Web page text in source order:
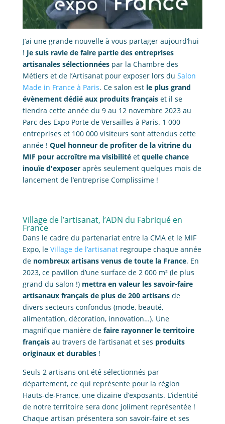
J’ai une grande nouvelle à vous partager aujourd’hui
! Je suis ravie de faire partie des entreprises
artisanales sélectionnéespar la Chambre des
Métiers et de l’Artisanat pour exposer lors du Salon
Made in France à Paris. Ce salon est le plus grand
évènement dédié aux produits françaiset il se
tiendra cette année du 9 au 12 novembre 2023 au
Parc des Expo Porte de Versailles à Paris. 1 000
entreprises et 100 000 visiteurs sont attendus cette
année ! Quel honneur de profiter de la vitrine du
MIF pour accroître ma visibilitéet quelle chance
inouïe d'exposeraprès seulement quelques mois de
lancement de l’entreprise Complissime !
Village de l’artisanat, l’ADN du Fabriqué en
France
Dans le cadre du partenariat entre la CMA et le MIF
Expo, le Village de l’artisanatregroupe chaque année
de nombreux artisans venus de toute la France. En
2023, ce pavillon d’une surface de 2 000 m² (le plus
grand du salon !) mettra en valeur les savoir-faire
artisanaux français de plus de 200 artisansde
divers secteurs confondus (mode, beauté,
alimentation, décoration, innovation…). Une
magnifique manière de faire rayonner le territoire
françaisau travers de l’artisanat et ses produits
originaux et durables!
Seuls 2 artisans ont été sélectionnés par
département, ce qui représente pour la région
Hauts-de-France, une dizaine d’exposants. L’identité
de notre territoire sera donc joliment représentée !
Chaque artisan présentera son savoir-faire et ses